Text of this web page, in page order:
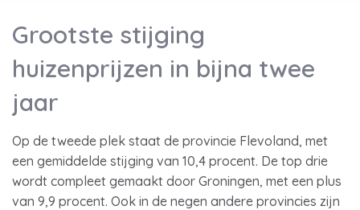
Grootste stijging
huizenprijzen in bijna twee
jaar
Op de tweede plek staat de provincie Flevoland, met
een gemiddelde stijging van 10,4 procent. De top drie
wordt compleet gemaakt door Groningen, met een plus
van 9,9 procent. Ook in de negen andere provincies zijn